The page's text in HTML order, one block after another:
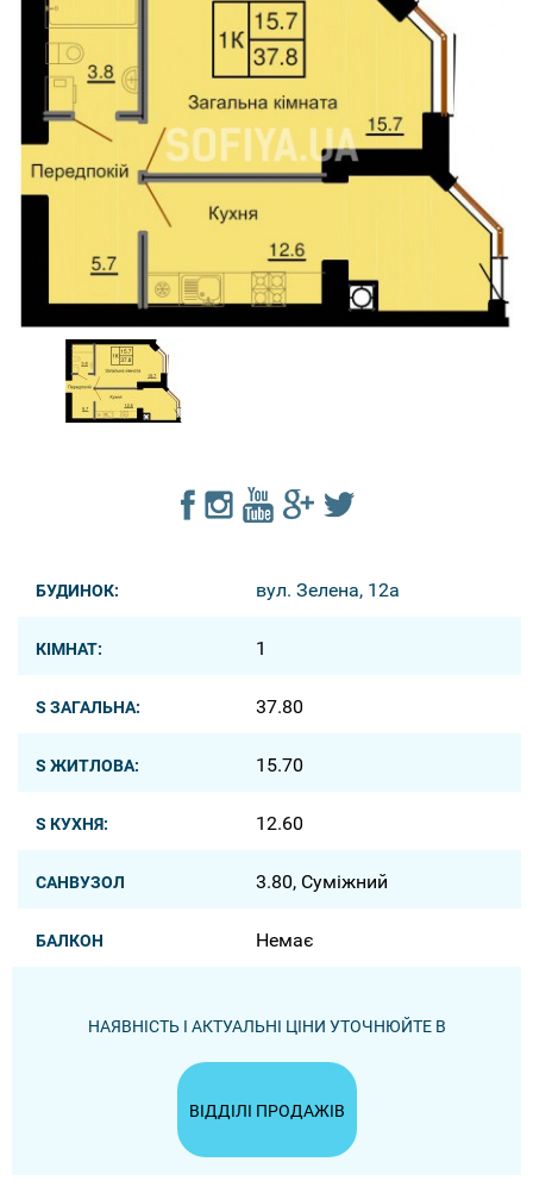
БУДИНОК: вул. Зелена, 12a
КІМНАТ: 1
S ЗАГАЛЬНА: 37.80
S ЖИТЛОВА: 15.70
S КУХНЯ: 12.60
САНВУЗОЛ 3.80, Суміжний
БАЛКОН Немає
НАЯВНІСТЬ І АКТУАЛЬНІ ЦІНИ УТОЧНЮЙТЕ В
ВІДДІЛІ ПРОДАЖІВ